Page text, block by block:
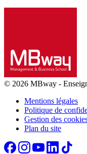
© 2026 MBway -
Mentions légales
Politique de
Gestion des
Plan du site